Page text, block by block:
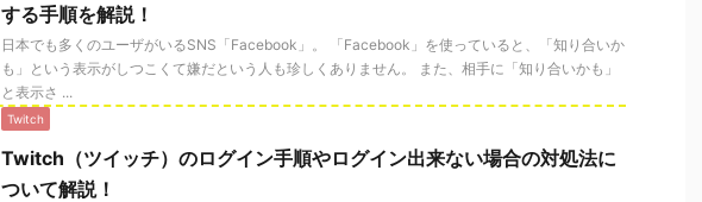
する手順を解説！
日本でも多くのユーザがいるSNS「Facebook」。 「Facebook」を使っていると、「知り合いか
も」という表示がしつこくて嫌だという人も珍しくありません。 また、相手に「知り合いかも」
と表示さ ...
Twitch
Twitch（ツイッチ）のログイン手順やログイン出来ない場合の対処法に
ついて解説！